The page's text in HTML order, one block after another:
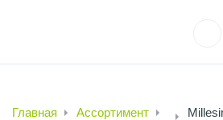
Главная Ассортимент